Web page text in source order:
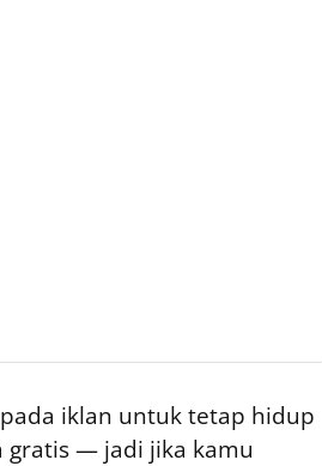
iklan untuk tetap hidup
gratis — jadi jika kamu